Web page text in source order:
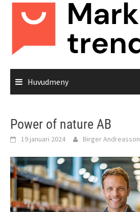
Hoppa
Huvudmeny
Power of nature AB
19 januari 2024 Birger Andreasson